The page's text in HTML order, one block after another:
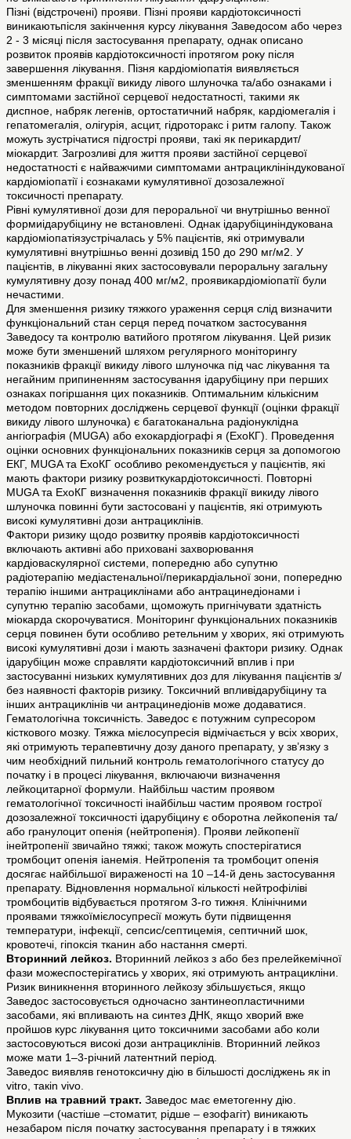
Пізні (відстрочені) прояви. Пізні прояви кардіотоксичності
виникаютьпісля закінчення курсу лікування Заведосом або через
2 - 3 місяці після застосування препарату, однак описано
розвиток проявів кардіотоксичності іпротягом року після
завершення лікування. Пізня кардіоміопатія виявляється
зменшенням фракції викиду лівого шлуночка та/або ознаками і
симптомами застійної серцевої недостатності, такими як
диспное, набряк легенів, ортостатичний набряк, кардіомегалія і
гепатомегалія, олігурія, асцит, гідроторакс і ритм галопу. Також
можуть зустрічатися підгострі прояви, такі як перикардит/
міокардит. Загрозливі для життя прояви застійної серцевої
недостатності є найважчими симптомами антрациклініндукованої
кардіоміопатії і єознаками кумулятивної дозозалежної
токсичності препарату.
Рівні кумулятивної дози для пероральної чи внутрішньо венної
формиідарубіцину не встановлені. Однак ідарубіциніндукована
кардіоміопатіязустрічалась у 5% пацієнтів, які отримували
кумулятивні внутрішньо венні дозивід 150 до 290 мг/м2. У
пацієнтів, в лікуванні яких застосовували пероральну загальну
кумулятивну дозу понад 400 мг/м2, проявикардіоміопатії були
нечастими.
Для зменшення ризику тяжкого ураження серця слід визначити
функціональний стан серця перед початком застосування
Заведосу та контролю ватийого протягом лікування. Цей ризик
може бути зменшений шляхом регулярного моніторингу
показників фракції викиду лівого шлуночка під час лікування та
негайним припиненням застосування ідарубіцину при перших
ознаках погіршання цих показників. Оптимальним кількісним
методом повторних досліджень серцевої функції (оцінки фракції
викиду лівого шлуночка) є багатоканальна радіонуклідна
ангіографія (MUGA) або ехокардіографі я (ЕхоКГ). Проведення
оцінки основних функціональних показників серця за допомогою
ЕКГ, MUGA та ЕхоКГ особливо рекомендується у пацієнтів, які
мають фактори ризику розвиткукардіотоксичності. Повторні
MUGA та ЕхоКГ визначення показників фракції викиду лівого
шлуночка повинні бути застосовані у пацієнтів, які отримують
високі кумулятивні дози антрациклінів.
Фактори ризику щодо розвитку проявів кардіотоксичності
включають активні або приховані захворювання
кардіоваскулярної системи, попередню або супутню
радіотерапію медіастенальної/перикардіальної зони, попередню
терапію іншими антрациклінами або антрацинедіонами і
супутню терапію засобами, щоможуть пригнічувати здатність
міокарда скорочуватися. Моніторинг функціональних показників
серця повинен бути особливо ретельним у хворих, які отримують
високі кумулятивні дози і мають зазначені фактори ризику. Однак
ідарубіцин може справляти кардіотоксичний вплив і при
застосуванні низьких кумулятивних доз для лікування пацієнтів з/
без наявності факторів ризику. Токсичний впливідарубіцину та
інших антрациклінів чи антрацинедіонів може додаватися.
Гематологічна токсичність. Заведос є потужним супресором
кісткового мозку. Тяжка мієлосупресія відмічається у всіх хворих,
які отримують терапевтичну дозу даного препарату, у зв’язку з
чим необхідний пильний контроль гематологічного статусу до
початку і в процесі лікування, включаючи визначення
лейкоцитарної формули. Найбільш частим проявом
гематологічної токсичності інайбільш частим проявом гострої
дозозалежної токсичності ідарубіцину є оборотна лейкопенія та/
або гранулоцит опенія (нейтропенія). Прояви лейкопенії
інейтропенії звичайно тяжкі; також можуть спостерігатися
тромбоцит опенія іанемія. Нейтропенія та тромбоцит опенія
досягає найбільшої вираженості на 10 –14-й день застосування
препарату. Відновлення нормальної кількості нейтрофіліві
тромбоцитів відбувається протягом 3-го тижня. Клінічними
проявами тяжкоїмієлосупресії можуть бути підвищення
температури, інфекції, сепсис/септицемія, септичний шок,
кровотечі, гіпоксія тканин або настання смерті.
Вторинний лейкоз. Вторинний лейкоз з або без прелейкемічної
фази можеспостерігатись у хворих, які отримують антрацикліни.
Ризик виникнення вторинного лейкозу збільшується, якщо
Заведос застосовується одночасно зантинеопластичними
засобами, які впливають на синтез ДНК, якщо хворий вже
пройшов курс лікування цито токсичними засобами або коли
застосовуються високі дози антрациклінів. Вторинний лейкоз
може мати 1–3-річний латентний період.
Заведос виявляв генотоксичну дію в більшості досліджень як in
vitro, такin vivo.
Вплив на травний тракт. Заведос має еметогенну дію.
Мукозити (частіше –стоматит, рідше – езофагіт) виникають
незабаром після початку застосування препарату і в тяжких